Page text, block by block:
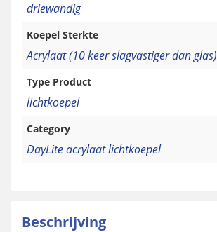
driewandig
Koepel Sterkte
Acrylaat (10 keer slagvastiger dan glas)
Type Product
lichtkoepel
Category
DayLite acrylaat lichtkoepel
Beschrijving